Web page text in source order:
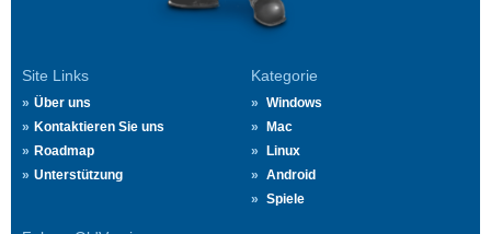
Site Links
Über uns
Kontaktieren Sie uns
Roadmap
Unterstützung
Kategorie
Windows
Mac
Linux
Android
Spiele